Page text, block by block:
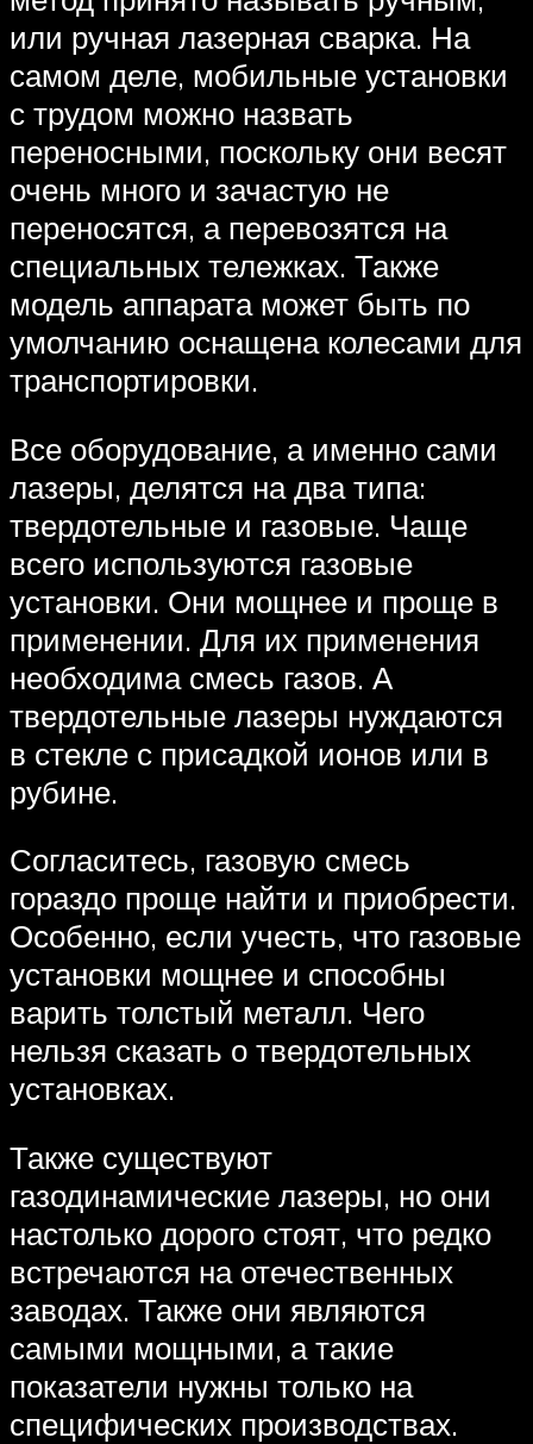
или ручная лазерная сварка. На
самом деле, мобильные установки
с трудом можно назвать
переносными, поскольку они весят
очень много и зачастую не
переносятся, а перевозятся на
специальных тележках. Также
модель аппарата может быть по
умолчанию оснащена колесами для
транспортировки.
Все оборудование, а именно сами
лазеры, делятся на два типа:
твердотельные и газовые. Чаще
всего используются газовые
установки. Они мощнее и проще в
применении. Для их применения
необходима смесь газов. А
твердотельные лазеры нуждаются
в стекле с присадкой ионов или в
рубине.
Согласитесь, газовую смесь
гораздо проще найти и приобрести.
Особенно, если учесть, что газовые
установки мощнее и способны
варить толстый металл. Чего
нельзя сказать о твердотельных
установках.
Также существуют
газодинамические лазеры, но они
настолько дорого стоят, что редко
встречаются на отечественных
заводах. Также они являются
самыми мощными, а такие
показатели нужны только на
специфических производствах.